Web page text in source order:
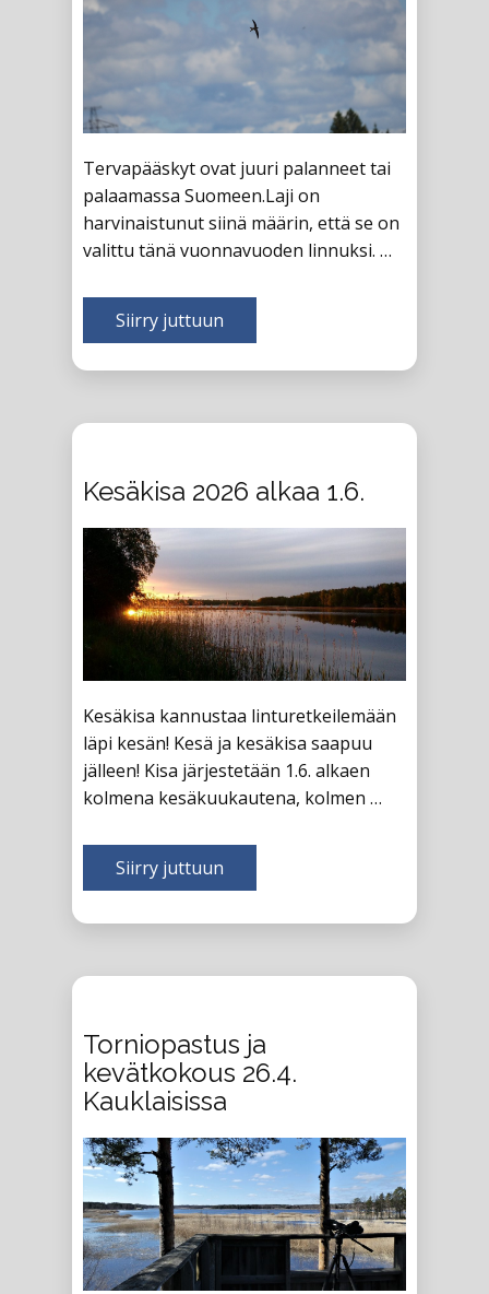
Tervapääskyt ovat juuri palanneet tai
palaamassa Suomeen.Laji on
harvinaistunut siinä määrin, että se on
Siirry juttuun
Kesäkisa 2026 alkaa 1.6.
Kesäkisa kannustaa linturetkeilemään
läpi kesän! Kesä ja kesäkisa saapuu
jälleen! Kisa järjestetään 1.6. alkaen
Siirry juttuun
Torniopastus ja
kevätkokous 26.4.
Kauklaisissa